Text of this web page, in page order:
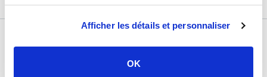
Afficher les détails et personnaliser
OKVide